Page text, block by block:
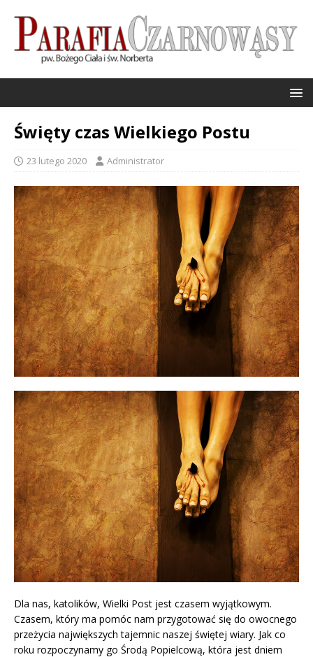
Święty czas Wielkiego Postu
23 lutego 2020 Administrator
Dla nas, katolików, Wielki Post jest czasem wyjątkowym.
Czasem, który ma pomóc nam przygotować się do owocnego
przeżycia największych tajemnic naszej świętej wiary. Jak co
roku rozpoczynamy go Środą Popielcową, która jest dniem